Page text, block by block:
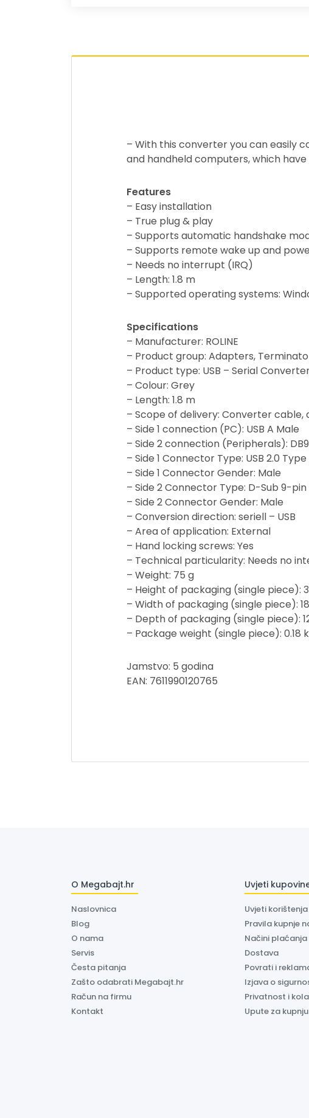
– With this converter you can easily
and handheld computers, which
Features
– Easy installation
– True plug & play
– Supports automatic handshake
– Supports remote wake up and
– Needs no interrupt (IRQ)
– Length: 1.8 m
– Supported operating systems:
Specifications
– Manufacturer: ROLINE
– Product group: Adapters,
– Product type: USB – Serial
– Colour: Grey
– Length: 1.8 m
– Scope of delivery: Converter cable,
– Side 1 connection (PC): USB A Male
– Side 2 connection (Peripherals):
– Side 1 Connector Type: USB 2.0 Type
– Side 1 Connector Gender: Male
– Side 2 Connector Type: D-Sub 9-
– Side 2 Connector Gender: Male
– Conversion direction: seriell – USB
– Area of application: External
– Hand locking screws: Yes
– Technical particularity: Needs no
– Weight: 75 g
– Height of packaging (single piece):
– Width of packaging (single piece):
– Depth of packaging (single piece):
– Package weight (single piece): 0.18
Jamstvo: 5 godina
EAN: 7611990120765
O Megabajt.hr
Naslovnica
Blog
O nama
Servis
Česta pitanja
Zašto odabrati Megabajt.hr
Račun na firmu
Kontakt
Uvjeti
Uvjeti korištenja
Pravila kupnje
Načini plaćanja
Dostava
Povrati i
Izjava o
Privatnost i
Upute za kupnju